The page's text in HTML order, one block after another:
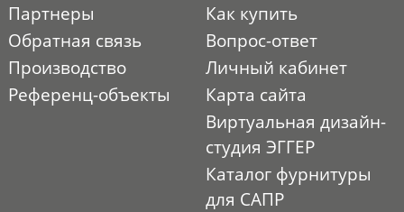
Партнеры
Обратная связь
Производство
Референц-объекты
Как купить
Вопрос-ответ
Личный кабинет
Карта сайта
Виртуальная дизайн-
студия ЭГГЕР
Каталог фурнитуры
для САПР